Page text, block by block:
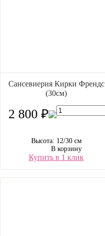
Сансевиерия Кирки Френдс
(30см)
2 800 ₽
Высота: 12/30 см
В корзину
Купить в 1 клик